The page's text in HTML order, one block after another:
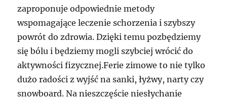
zaproponuje odpowiednie metody
wspomagające leczenie schorzenia i szybszy
powrót do zdrowia. Dzięki temu pozbędziemy
się bólu i będziemy mogli szybciej wrócić do
aktywności fizycznej.Ferie zimowe to nie tylko
dużo radości z wyjść na sanki, łyżwy, narty czy
snowboard. Na nieszczęście niesłychanie